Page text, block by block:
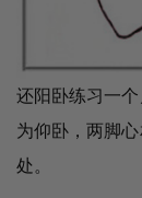
还阳卧练习一
为仰卧，两脚
处。